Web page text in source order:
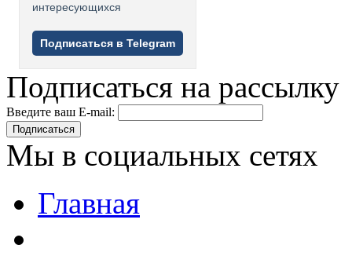
интересующихся
Подписаться в Telegram
Подписаться на рассылку
Введите ваш E-mail:
Подписаться
Мы в социальных сетях
Главная